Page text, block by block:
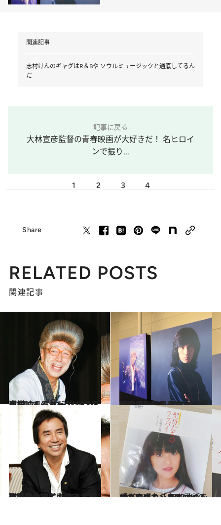
関連記事
志村けんのギャグはR＆Bや ソウルミュージックと通底してるん
だ
記事に戻る
大林宣彦監督の青春映画が大好きだ！ 名ヒロイ
ンで振り...
1 2 3 4
Share
RELATED POSTS
関連記事
2020.4.1
志村けんのギャグはR＆Bや ソウルミュージックと通底してるんだ
カルチャー 2019.6.10
西城秀樹一周忌フィルムコンサートへ 客席は高音低音涙声情熱の嵐よ
カルチャー
2018.1.28
紅白歌合戦における「布施明ロス」と 相次ぐ大御所たちの卒業に物申す！
カルチャー 2019.3.2
「ネンネ」「ネオン」「ねんごろ」 昭和歌謡を学び表現力を身につける
カルチャー